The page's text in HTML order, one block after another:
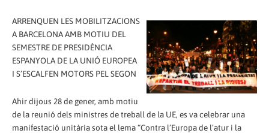
ARRENQUEN LES MOBILITZACIONS
A BARCELONA AMB MOTIU DEL
SEMESTRE DE PRESIDÈNCIA
ESPANYOLA DE LA UNIÓ EUROPEA
I S’ESCALFEN MOTORS PEL SEGON
Ahir dijous 28 de gener, amb motiu
de la reunió dels ministres de treball de la UE, es va celebrar una
manifestació unitària sota el lema “Contra l’Europa de l’atur i la